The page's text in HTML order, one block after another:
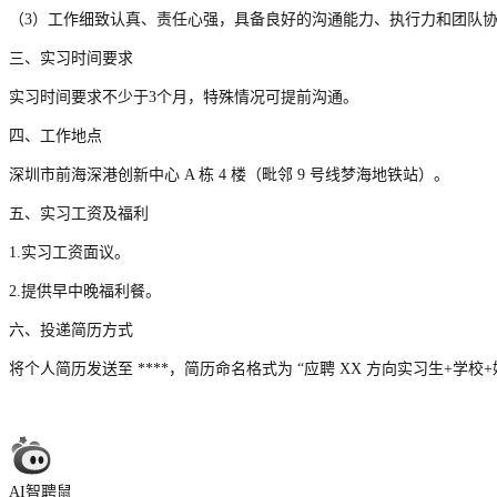
（3）工作细致认真、责任心强，具备良好的沟通能力、执行力和团队协
三、实习时间要求
实习时间要求不少于3个月，特殊情况可提前沟通。
四、工作地点
深圳市前海深港创新中心 A 栋 4 楼（毗邻 9 号线梦海地铁站）。
五、实习工资及福利
1.实习工资面议。
2.提供早中晚福利餐。
六、投递简历方式
将个人简历发送至 ****，简历命名格式为 “应聘 XX 方向实习生+学校+
AI智聘鼠